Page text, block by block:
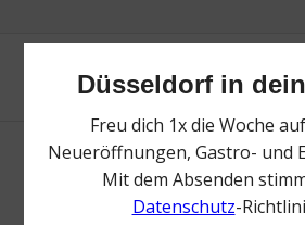
Soba An | Die besten